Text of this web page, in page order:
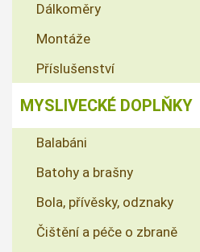
Dálkoměry
Montáže
Příslušenství
MYSLIVECKÉ DOPLŇKY
Balabáni
Batohy a brašny
Bola, přívěsky, odznaky
Čištění a péče o zbraně